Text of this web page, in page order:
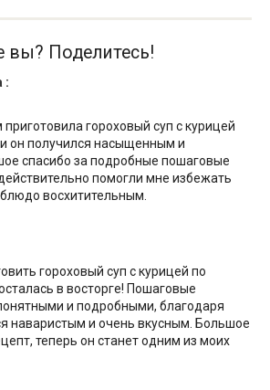
вы? Поделитесь!
:
гороховый суп с курицей
он получился насыщенным и
спасибо за подробные пошаговые
помогли мне избежать
восхитительным.
гороховый суп с курицей по
в восторге! Пошаговые
и подробными, благодаря
наваристым и очень вкусным. Большое
теперь он станет одним из моих